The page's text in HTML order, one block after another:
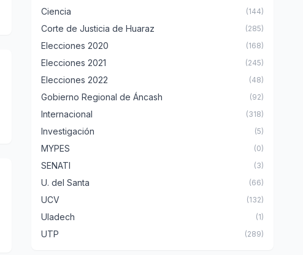
Ciencia (144)
Corte de Justicia de Huaraz (285)
Elecciones 2020 (168)
Elecciones 2021 (245)
Elecciones 2022 (48)
Gobierno Regional de Áncash (92)
Internacional (318)
Investigación (5)
MYPES (0)
SENATI (3)
U. del Santa (66)
UCV (132)
Uladech (1)
UTP (289)